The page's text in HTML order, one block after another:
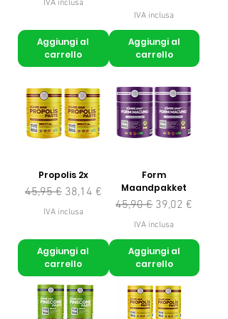
IVA inclusa
Aggiungi al
carrello
IVA inclusa
Aggiungi al
carrello
Propolis 2x
Prezzo regolare
45,95 € Prezzo scontato
38,14 €
IVA inclusa
Aggiungi al
carrello
Form
Maandpakket
Prezzo regolare
45,90 € Prezzo scontato
39,02 €
IVA inclusa
Aggiungi al
carrello